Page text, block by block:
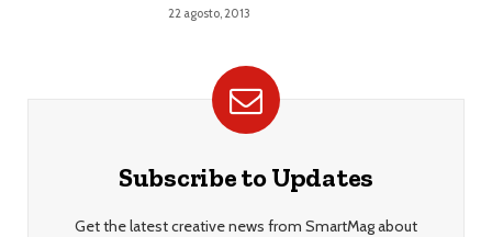
22 agosto, 2013
Subscribe to Updates
Get the latest creative news from SmartMag about